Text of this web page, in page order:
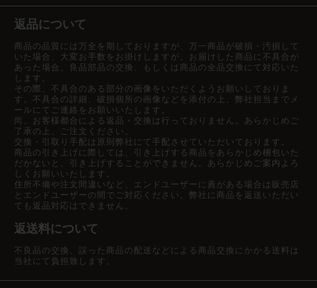
返品について
商品の品質には万全を期しておりますが、万一商品が破損・汚損して
いた場合、大変お手数をお掛けしますが、お届けした商品に不具合が
あった場合、良品部品の交換、もしくは商品の全品交換にて対応いた
します。
その際、不具合のある部分の画像をいただくようお願いしておりま
す。不具合の詳細、破損個所の画像などを添付の上、弊社担当までメ
ールにてご連絡をお願いいたします。
尚、お客様都合による返品・交換は行っておりません。あらかじめご
了承の上、ご注文ください。
交換・引取り手配は原則弊社にて手配させていただいております。
商品の引き上げに際しては、引き上げする商品をあらかじめ梱包いた
だかないと、引き上げすることができません。あらかじめご案内よろ
しくお願いいたします。
住所不備や注文間違いなど、エンドユーザーに責がある場合は販売店
とエンドユーザーの間でご対応ください。弊社に商品を返送いただい
ても返品対応はできません。
返送料について
不良品の交換、誤った商品の配送などによる商品交換にかかる送料は
当社にて負担致します。